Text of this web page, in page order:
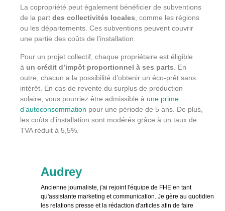
La copropriété peut également bénéficier de subventions
de la part des collectivités locales, comme les régions
ou les départements. Ces subventions peuvent couvrir
une partie des coûts de l’installation.
Pour un projet collectif, chaque propriétaire est éligible
à un crédit d’impôt proportionnel à ses parts . En
outre, chacun a la possibilité d’obtenir un éco-prêt sans
intérêt. En cas de revente du surplus de production
solaire, vous pourriez être admissible à une prime
d’autoconsommation pour une période de 5 ans. De plus,
les coûts d’installation sont modérés grâce à un taux de
TVA réduit à 5,5%.
Audrey
Ancienne journaliste, j'ai rejoint l'équipe de FHE en tant
qu'assistante marketing et communication. Je gère au quotidien
les relations presse et la rédaction d'articles afin de faire